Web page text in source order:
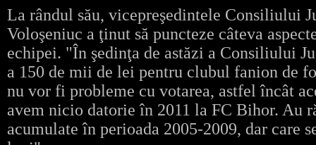
La rândul său, vicepreşedintele Consiliului
Voloşeniuc a ţinut să puncteze câteva
echipei. "În şedinţa de astăzi a Consiliului
a 150 de mii de lei pentru clubul fanion de
nu vor fi probleme cu votarea, astfel încât
avem nicio datorie în 2011 la FC Bihor. Au
acumulate în perioada 2005-2009, dar care